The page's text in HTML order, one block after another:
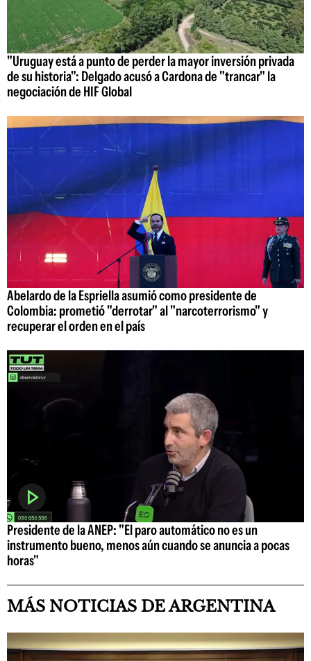
"Uruguay está a punto de perder la mayor inversión privada
de su historia": Delgado acusó a Cardona de "trancar" la
negociación de HIF Global
Abelardo de la Espriella asumió como presidente de
Colombia: prometió "derrotar" al "narcoterrorismo" y
recuperar el orden en el país
Presidente de la ANEP: "El paro automático no es un
instrumento bueno, menos aún cuando se anuncia a pocas
horas"
MÁS NOTICIAS DE ARGENTINA